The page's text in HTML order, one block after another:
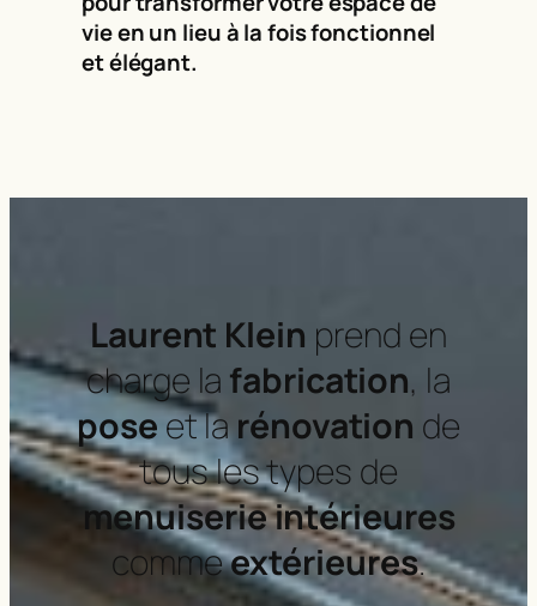
vie en un lieu à la fois fonctionnel
et élégant.
Laurent Klein prend en
charge la fabrication, la
poseet larénovation de
tous les types de
menuiserieintérieures
commeextérieures.